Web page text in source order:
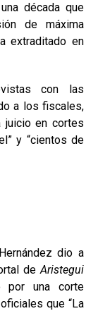
década que
de máxima
extraditado en
con las
a los fiscales,
juicio en cortes
y “cientos de
dio a
deAristegui
por una corte
que “La